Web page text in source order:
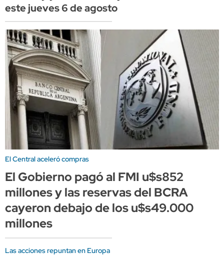
este jueves 6 de agosto
El Central aceleró compras
El Gobierno pagó al FMI u$s852
millones y las reservas del BCRA
cayeron debajo de los u$s49.000
millones
Las acciones repuntan en Europa